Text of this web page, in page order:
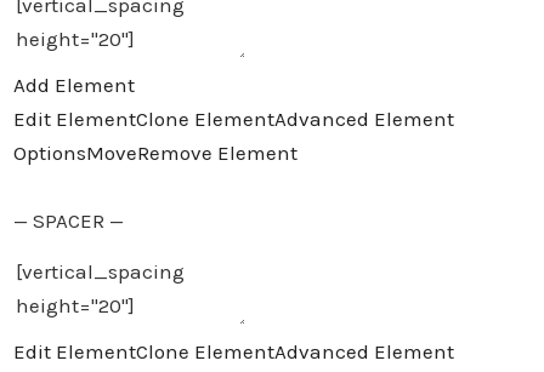
Add Element
Edit ElementClone ElementAdvanced Element
OptionsMoveRemove Element
— SPACER —
Edit ElementClone ElementAdvanced Element